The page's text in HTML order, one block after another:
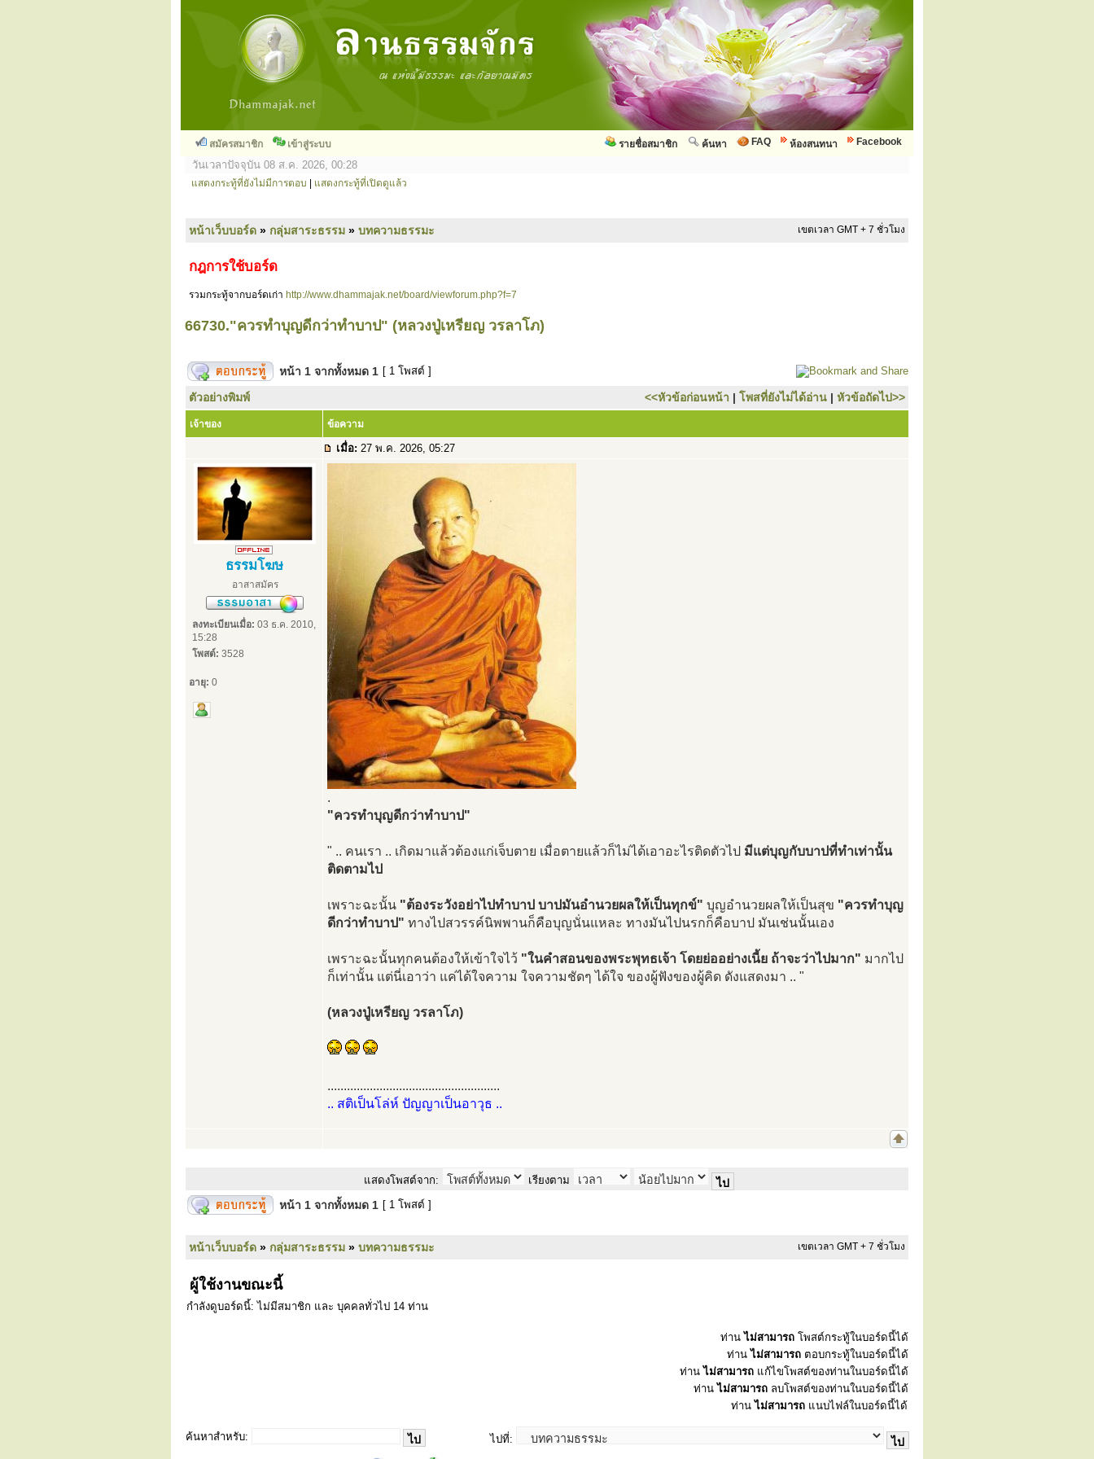
สมัครสมาชิก เข้าสู่ระบบ Facebook
ห้องสนทนา
FAQ
ค้นหา
รายชื่อสมาชิก
วันเวลาปัจจุบัน 08 ส.ค. 2026, 00:28
แสดงกระทู้ที่ยังไม่มีการตอบ แสดงกระทู้ที่เปิดดูแล้ว
หน้าเว็บบอร์ด » กลุ่มสาระธรรม » บทความธรรมะ เขตเวลา GMT + 7 ชั่วโมง
กฎการใช้บอร์ด
รวมกระทู้จากบอร์ดเก่า http://www.dhammajak.net/board/viewforum.php?f=7
66730."ควรทำบุญดีกว่าทำบาป" (หลวงปู่เหรียญ วรลาโภ)
หน้า 1 จากทั้งหมด 1 [ 1 โพสต์ ]
ตัวอย่างพิมพ์ <<หัวข้อก่อนหน้า | โพสที่ยังไม่ได้อ่าน | หัวข้อถัดไป>>
เจ้าของ ข้อความ
เมื่อ: 27 พ.ค. 2026, 05:27
ธรรมโฆษ
อาสาสมัคร
ลงทะเบียนเมื่อ: 03 ธ.ค. 2010,
15:28
โพสต์: 3528
อายุ: 0
.
"ควรทำบุญดีกว่าทำบาป"
" .. คนเรา .. เกิดมาแล้วต้องแก่เจ็บตาย เมื่อตายแล้วก็ไม่ได้เอาอะไรติดตัวไป มีแต่บุญกับบาปที่ทำเท่านั้น
ติดตามไป
เพราะฉะนั้น "ต้องระวังอย่าไปทำบาป บาปมันอำนวยผลให้เป็นทุกข์" บุญอำนวยผลให้เป็นสุข "ควรทำบุญ
ดีกว่าทำบาป" ทางไปสวรรค์นิพพานก็คือบุญนั่นแหละ ทางมันไปนรกก็คือบาป มันเช่นนั้นเอง
เพราะฉะนั้นทุกคนต้องให้เข้าใจไว้ "ในคำสอนของพระพุทธเจ้า โดยย่ออย่างเนี้ย ถ้าจะว่าไปมาก" มากไป
ก็เท่านั้น แต่นี่เอาว่า แค่ได้ใจความ ใจความชัดๆ ได้ใจ ของผู้ฟังของผู้คิด ดังแสดงมา .. "
(หลวงปู่เหรียญ วรลาโภ)
.....................................................
.. สติเป็นโล่ห์ ปัญญาเป็นอาวุธ ..
แสดงโพสต์จาก: เรียงตาม
หน้า 1 จากทั้งหมด 1 [ 1 โพสต์ ]
หน้าเว็บบอร์ด » กลุ่มสาระธรรม » บทความธรรมะ เขตเวลา GMT + 7 ชั่วโมง
ผู้ใช้งานขณะนี้
กำลังดูบอร์ดนี้: ไม่มีสมาชิก และ บุคคลทั่วไป 14 ท่าน
ท่านไม่สามารถ โพสต์กระทู้ในบอร์ดนี้ได้
ท่านไม่สามารถ ตอบกระทู้ในบอร์ดนี้ได้
ท่านไม่สามารถ แก้ไขโพสต์ของท่านในบอร์ดนี้ได้
ท่านไม่สามารถ ลบโพสต์ของท่านในบอร์ดนี้ได้
ท่านไม่สามารถ แนบไฟล์ในบอร์ดนี้ได้
ค้นหาสำหรับ: ไปที่: